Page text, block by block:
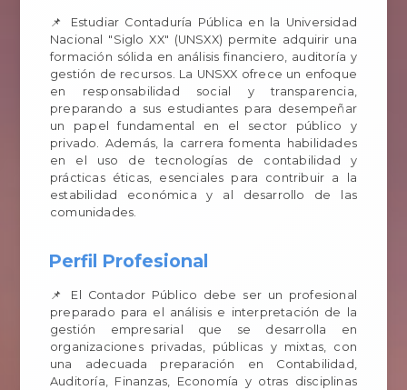
📌 Estudiar Contaduría Pública en la Universidad
Nacional "Siglo XX" (UNSXX) permite adquirir una
formación sólida en análisis financiero, auditoría y
gestión de recursos. La UNSXX ofrece un enfoque
en responsabilidad social y transparencia,
preparando a sus estudiantes para desempeñar
un papel fundamental en el sector público y
privado. Además, la carrera fomenta habilidades
en el uso de tecnologías de contabilidad y
prácticas éticas, esenciales para contribuir a la
estabilidad económica y al desarrollo de las
comunidades.
Perfil Profesional
📌 El Contador Público debe ser un profesional
preparado para el análisis e interpretación de la
gestión empresarial que se desarrolla en
organizaciones privadas, públicas y mixtas, con
una adecuada preparación en Contabilidad,
Auditoría, Finanzas, Economía y otras disciplinas